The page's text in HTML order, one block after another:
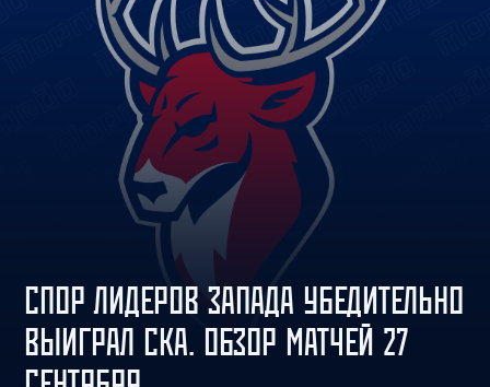
СПОР ЛИДЕРОВ ЗАПАДА УБЕДИТЕЛЬНО
ВЫИГРАЛ СКА. ОБЗОР МАТЧЕЙ 27